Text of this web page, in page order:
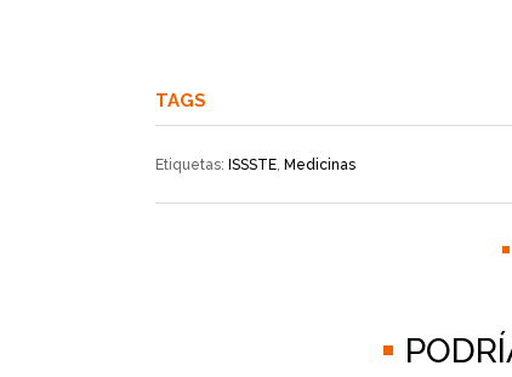
TAGS
Etiquetas: ISSSTE, Medicinas